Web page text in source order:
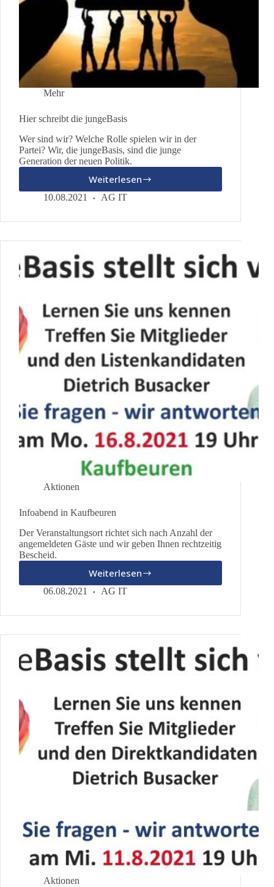
Mehr
Hier schreibt die jungeBasis
Wer sind wir? Welche Rolle spielen wir in der
Partei? Wir, die jungeBasis, sind die junge
Generation der neuen Politik.
Weiterlesen
Hier
schreibt
jungeBasis
10.08.2021 AG IT
Aktionen
Infoabend in Kaufbeuren
Der Veranstaltungsort richtet sich nach Anzahl der
angemeldeten Gäste und wir geben Ihnen rechtzeitig
Bescheid.
Weiterlesen
Infoabend
in
06.08.2021 AG IT
Aktionen